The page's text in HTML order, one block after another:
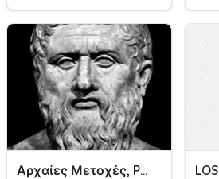
Αρχαίες Μετοχές, Participios Arcaicos